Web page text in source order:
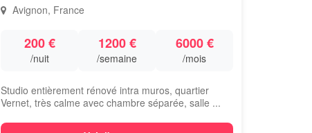
Avignon, France
200 €
/nuit
1200 €
/semaine
6000 €
/mois
Studio entièrement rénové intra muros, quartier
Vernet, très calme avec chambre séparée, salle ...